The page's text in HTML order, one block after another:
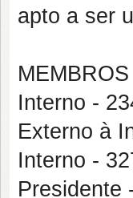
apto a ser
Interno -
Externo à
Interno -
Presidente